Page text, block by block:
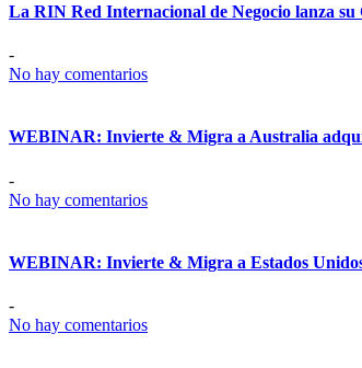
La RIN Red Internacional de Negocio lanza
-
No hay comentarios
WEBINAR: Invierte & Migra a Australia
-
No hay comentarios
WEBINAR: Invierte & Migra a Estados
-
No hay comentarios